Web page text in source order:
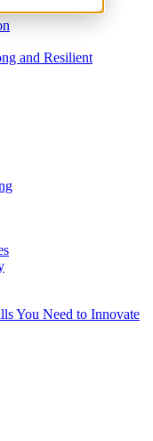
and Resilient
You Need to Innovate